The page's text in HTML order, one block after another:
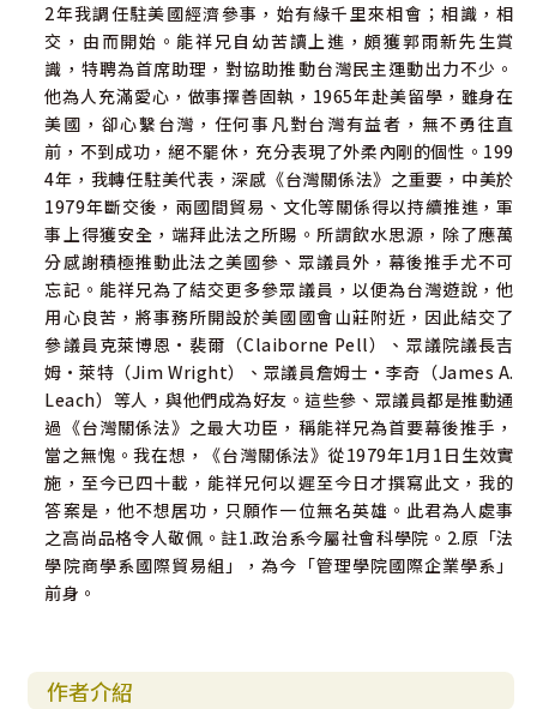
2年我調任駐美國經濟參事，始有緣千里來相會；相識，相
交，由而開始。能祥兄自幼苦讀上進，頗獲郭雨新先生賞
識，特聘為首席助理，對協助推動台灣民主運動出力不少。
他為人充滿愛心，做事擇善固執，1965年赴美留學，雖身在
美國，卻心繫台灣，任何事凡對台灣有益者，無不勇往直
前，不到成功，絕不罷休，充分表現了外柔內剛的個性。199
4年，我轉任駐美代表，深感《台灣關係法》之重要，中美於
1979年斷交後，兩國間貿易、文化等關係得以持續推進，軍
事上得獲安全，端拜此法之所賜。所謂飲水思源，除了應萬
分感謝積極推動此法之美國參、眾議員外，幕後推手尤不可
忘記。能祥兄為了結交更多參眾議員，以便為台灣遊說，他
用心良苦，將事務所開設於美國國會山莊附近，因此結交了
參議員克萊博恩·裴爾（Claiborne Pell）、眾議院議長吉
姆·萊特（Jim Wright）、眾議員詹姆士·李奇（James A.
Leach）等人，與他們成為好友。這些參、眾議員都是推動通
過《台灣關係法》之最大功臣，稱能祥兄為首要幕後推手，
當之無愧。我在想，《台灣關係法》從1979年1月1日生效實
施，至今已四十載，能祥兄何以遲至今日才撰寫此文，我的
答案是，他不想居功，只願作一位無名英雄。此君為人處事
之高尚品格令人敬佩。註1.政治系今屬社會科學院。2.原「法
學院商學系國際貿易組」，為今「管理學院國際企業學系」
前身。
作者介紹